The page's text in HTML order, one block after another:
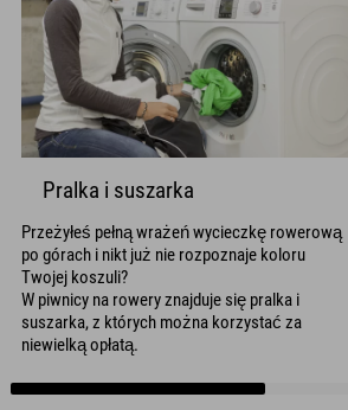
Pralka i suszarka
Przeżyłeś pełną wrażeń wycieczkę rowerową
po górach i nikt już nie rozpoznaje koloru
Twojej koszuli?
W piwnicy na rowery znajduje się pralka i
suszarka, z których można korzystać za
niewielką opłatą.